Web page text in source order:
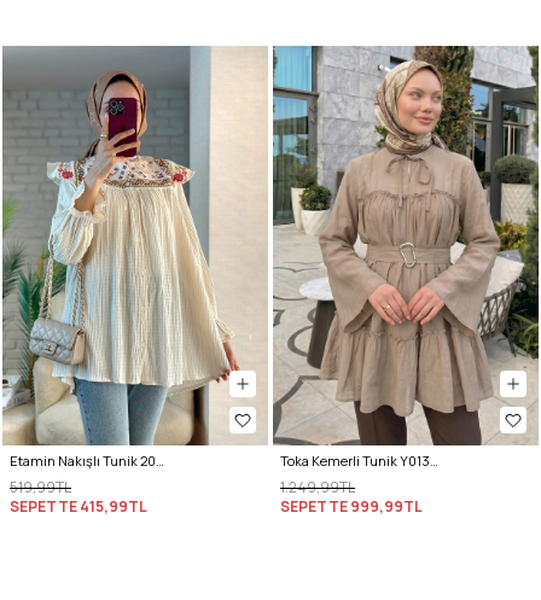
519,99TL
SEPETTE415,99TL
1.249,99TL
SEPETTE999,99TL